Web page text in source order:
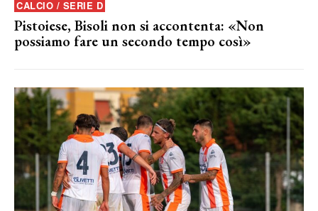
CALCIO / SERIE D
Pistoiese, Bisoli non si accontenta: «Non
possiamo fare un secondo tempo così»